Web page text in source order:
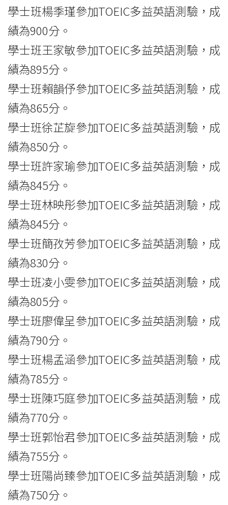
學士班楊季瑾參加TOEIC多益英語測驗，成
績為900分。
學士班王家敏參加TOEIC多益英語測驗，成
績為895分。
學士班賴韻伃參加TOEIC多益英語測驗，成
績為865分。
學士班徐芷旋參加TOEIC多益英語測驗，成
績為850分。
學士班許家瑜參加TOEIC多益英語測驗，成
績為845分。
學士班林映彤參加TOEIC多益英語測驗，成
績為845分。
學士班簡孜芳參加TOEIC多益英語測驗，成
績為830分。
學士班凌小雯參加TOEIC多益英語測驗，成
績為805分。
學士班廖偉呈參加TOEIC多益英語測驗，成
績為790分。
學士班楊孟涵參加TOEIC多益英語測驗，成
績為785分。
學士班陳巧庭參加TOEIC多益英語測驗，成
績為770分。
學士班郭怡君參加TOEIC多益英語測驗，成
績為755分。
學士班陽尚臻參加TOEIC多益英語測驗，成
績為750分。